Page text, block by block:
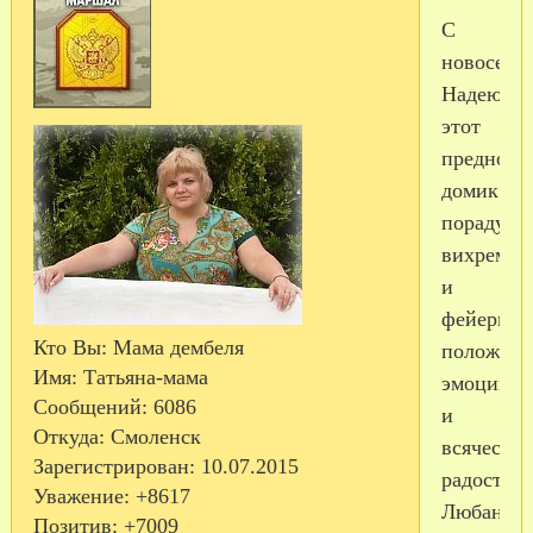
Кто Вы: Мама дембеля
Имя: Татьяна-мама
Сообщений: 6086
Откуда: Смоленск
Зарегистрирован: 10.07.2015
Уважение: +8617
Позитив: +7009
С
Надеюсь
этот
домик
порадует
вихрем
и
эмоций
и
всяческих
радостей!